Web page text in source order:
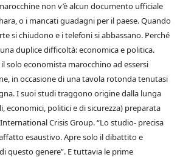
non v’è alcun documento ufficiale
o i mancati guadagni per il paese. Quando
si chiudono e i telefoni si abbassano. Perché
duplice difficoltà: economica e politica.
solo economista marocchino ad essersi
in occasione di una tavola rotonda tenutasi
I suoi studi traggono origine dalla lunga
economici, politici e di sicurezza) preparata
Crisis Group. “Lo studio- precisa
esaustivo. Apre solo il dibattito e
questo genere”. E tuttavia le prime